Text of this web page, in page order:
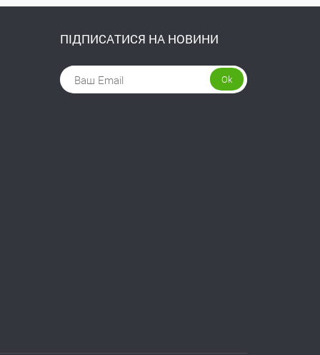
ПІДПИСАТИСЯ НА НОВИНИ
Ok